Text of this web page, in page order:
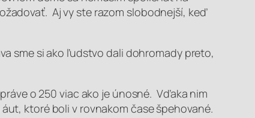
Ajvy ste razom slobodnejší, keď
sme si ako ľudstvo dali dohromady preto,
o 250 viac ako je únosné. Vďaka nim
ktoré boli v rovnakom čase špehované.